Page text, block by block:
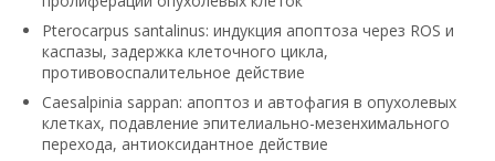
Pterocarpus santalinus: индукция апоптоза через ROS и
каспазы, задержка клеточного цикла,
противовоспалительное действие
Caesalpinia sappan: апоптоз и автофагия в опухолевых
клетках, подавление эпителиально-мезенхимального
перехода, антиоксидантное действие